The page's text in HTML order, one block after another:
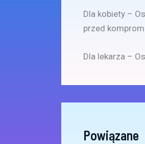
Dla kobiety –
przed
Dla lekarza –
Powiązane